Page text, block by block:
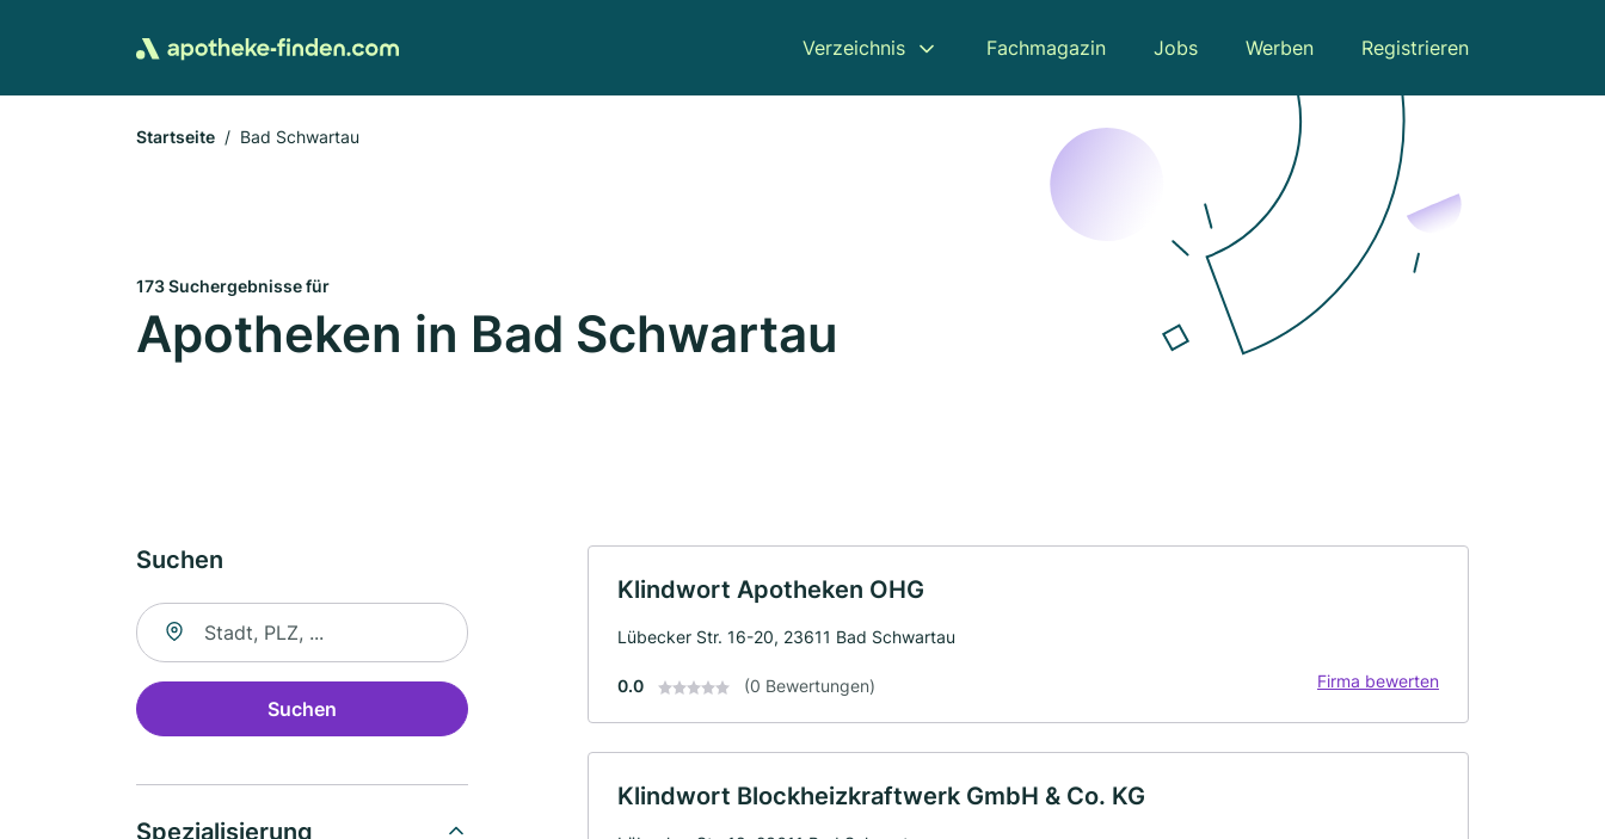
Verzeichnis Fachmagazin Jobs Werben Registrieren
Startseite Bad Schwartau
173 Suchergebnisse für
Apotheken in Bad Schwartau
Suchen
Suche nach Ort
Suchen
Spezialisierung
Klindwort Apotheken OHG
Lübecker Str. 16-20, 23611 Bad Schwartau
0.0 (0 Bewertungen) Firma bewerten
Klindwort Blockheizkraftwerk GmbH & Co. KG